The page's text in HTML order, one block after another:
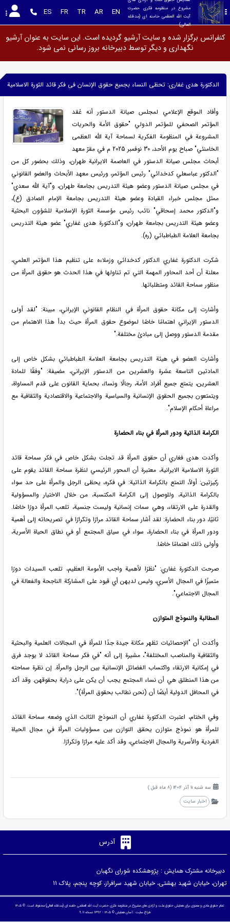
العالی)
EN
AR
TR
FR
ES
کنفرانس برگزار شده و سایت آرشیو گردیده است. این سایت به عنوان آرشیو
نگهداری و دیگر توسط دبیرخانه بروز رسانی نمی شود.
الدکتورة هدى غفاری: تحظى النساء بجمیع حقوق الإنسان فی فکر قائد الثورة الاسلامیة
وأفاد الموقع الإعلامي لمجلس صيانة الدستور أنه عُقد
المؤتمر الصحفي للمؤتمر الدولي "حقوق الأمة والحريات
المشروعة في المنظومة الفكرية لسماحة آية الله العظمى
الخامنئي" صباح يوم الأحد، 30 نوفمبر 2025 م في مقرّ معهد
أبحاث مجلس صيانة الدستور في العاصمة الايرانية طهران، وذلك بحضور كل من
"الدكتور عباسعلي كدخدائي" رئيس المؤتمر، ورئيس معهد الأبحاث والعضو القانوني
في مجلس صيانة الدستور وعضو هيئة التدريس بجامعة طهران، و"آية الله سعدي"
ممثل مجلس خبراء القيادة وعضو هيئة التدريس بجامعة الإمام الصادق (ع)،
و"الدكتور محمد إسحاقي" نائب رئيس مؤسسة الثورة الإسلامية للشؤون البحثية
وعضو هيئة التدريس بجامعة طهران، و"الدكتورة هدى غفاري" عضو هيئة التدريس
بجامعة العلامة الطباطبائي (ره).
شكرت الدكتورة غفاري الدكتور كدخدائي وزملاءه على تنظيم هذا المؤتمر العلمي،
معلنة أن أحد المحاور المهمة التي تم تناولها في هذا الحدث هو حقوق المرأة من
منظور سماحة القائد ومتطلباتها.
وأشارت إلى مكانة حقوق المرأة في النظام القانوني الإيراني، مبينة: "لقد أولى
الدستور الإيراني اهتمامًا خاصًا لموضوع حقوق المرأة حيث بدأ هذا الاهتمام من
مقدمة الدستور ووصل إلى مبادئ مختلفة."
وأشارت العضو في هيئة التدريس بجامعة العلامة الطباطبائي بشكل خاص إلى
المادتين التاسعة عشرة والعشرين من الدستور الإيراني، مضيفة: "وفقًا للمادة
العشرين، يتمتع جميع أفراد الأمة، رجالًا ونساءً، بحماية القانون على قدم المساواة،
ويتمتعون بجميع الحقوق الإنسانية والسياسية والاجتماعية والاقتصادية والثقافية مع
مراعاة أحكام الإسلام".
الكرامة الذاتية ودور المرأة في بناء الحضارة
وأكدت هدى فغاري أن حقوق المرأة قد تجلت بشكل خاص في فكر سماحة قائد
الثورة الاسلامية الايرانية، معتبرة أن المحور الرئيسي لنظرة سماحة القائد يقوم على
ركيزتين: أولاً، التمتع بالكرامة الذاتية: في فكره، يحظى الرجل والمرأة على حد سواء
بالكرامة الذاتية، وللوصول إلى الكرامة المكتسبة، من خلال الاختيار والمسؤولية
والقدرة على الارتقاء، وهي سمات إنسانية وليست جنسية، تلعب المرأة دورًا خاصًا.
ثانيًا، دور بناء الحضارة: لقد أشار سماحة القائد مرارًا وتكرارًا في تصريحاته إلى أهمية
ودور المرأة في بناء الحضارة، سواء في سياق المجتمع أو في نطاق الحياة الأسرية،
وأولى ذلك اهتمامًا خاصًا.
صرحت الدكتورة غفاري: "نظرًا لأهمية واجب الأمومة العظيم، تلعب السيدات دورًا
متميزًا في المجال الأسري، وليس لديهن أي قيود على المشاركة الناجحة والفعالة في
المجال الاجتماعي".
المطالبة والنموذج المتوازن
وأكدت أن "الإحصائيات تظهر مكانة جيدة جدًا للمرأة في المجالات العلمية والبحثية
والثقافية والمناصب المختلفة"، مشيرة إلى أنه "في فكر سماحة القائد لا يوجد فرق
في إمكانية الارتقاء واكتساب الفضائل الإنسانية بين الرجل والمرأة. إن نظرة سماحته
من هذا المنطلق هي أن نساء المجتمع يجب أن يكن على دراية بحقوقهن. وقد أكد
في المحافل الدولية أيضًا أن (نحن نطالب بحقوق المرأة)".
وفي الختام، اعتبرت الدكتورة غفاري أن النموذج الثالث الذي وضعه سماحة القائد
للمرأة هو نموذج متوازن يحقق التوازن بين مسؤوليات المرأة في مجال الحياة
الفردية والأسرية والمجال الاجتماعي، وقد أكد عليه مرارًا وتكرارًا.
سه شنبه 11 آذر 1404 (8 ماه قبل )
اخبار سایت
آدرس
دبیرخانه مشترک همایش : پژوهشکده شورای نگهبان
تهران، خیابان شهید بهشتی، خیابان شهید سرافراز، کوچه پنجم، پلاک 11
تمام حقوق مادی و معنوی برای همایش حقوق ملت و آزادی های مشروع در منظومه فکری حضرت آیت الله العظمی خامنه ای (مدظله العالی) محفوظ است. © ۱۴۰۵
طراح سایت :آسان همایش © ۱۴۰۵ - 1392 نسخه 9.11